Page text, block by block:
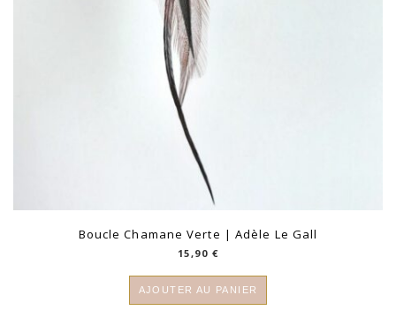
Boucle Chamane Verte | Adèle Le Gall
15,90 €
AJOUTER AU PANIER